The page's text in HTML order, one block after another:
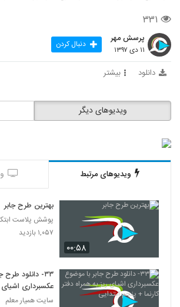
۳۳۱
پرسش مهر
۱۱ دی ۱۳۹۷ دنبال کردن
دانلود بیشتر
ویدیوهای دیگر
ویدیوهای مرتبط
۰۰:۵۸
بهترین طرح جابر
پوشش پلاست
۱,۰۵۷ بازدید
۳۳- دانلود
عکسبرداری اشیای
کارنما + پنجم
سایت همیار معلم